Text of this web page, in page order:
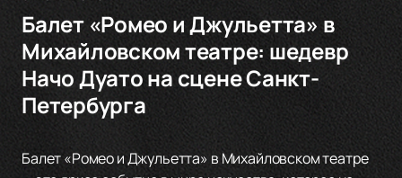
Балет «Ромео и Джульетта» в
Михайловском театре: шедевр
Начо Дуато на сцене Санкт-
Петербурга
Балет «Ромео и Джульетта» в Михайловском театре